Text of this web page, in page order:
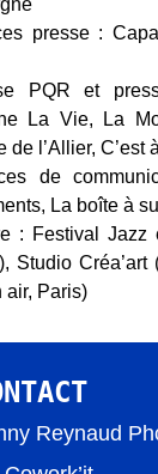
presse :
PQR et
La Vie, La
de l’Allier, C’est
de
La boîte à
: Festival Jazz
Studio
air, Paris)
Reynaud